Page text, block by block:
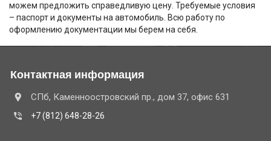
можем предложить справедливую цену. Требуемые условия
– паспорт и документы на автомобиль. Всю работу по
оформлению документации мы берем на себя.
Контактная информация
СПб, Каменноостровский пр., дом 37, офис 631
+7 (812) 648-28-26